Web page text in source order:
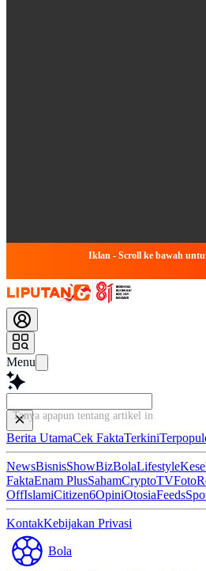
Iklan - Scroll ke bawah
Menu
Tanya apapun tentang artikel ini...
Berita UtamaCek FaktaTerkini
NewsBisnisShowBizBolaLifestyle
FaktaEnam PlusSahamCryptoTVFoto
OffIslamiCitizen6OpiniOtosiaFeeds
KontakKebijakan Privasi
Bola